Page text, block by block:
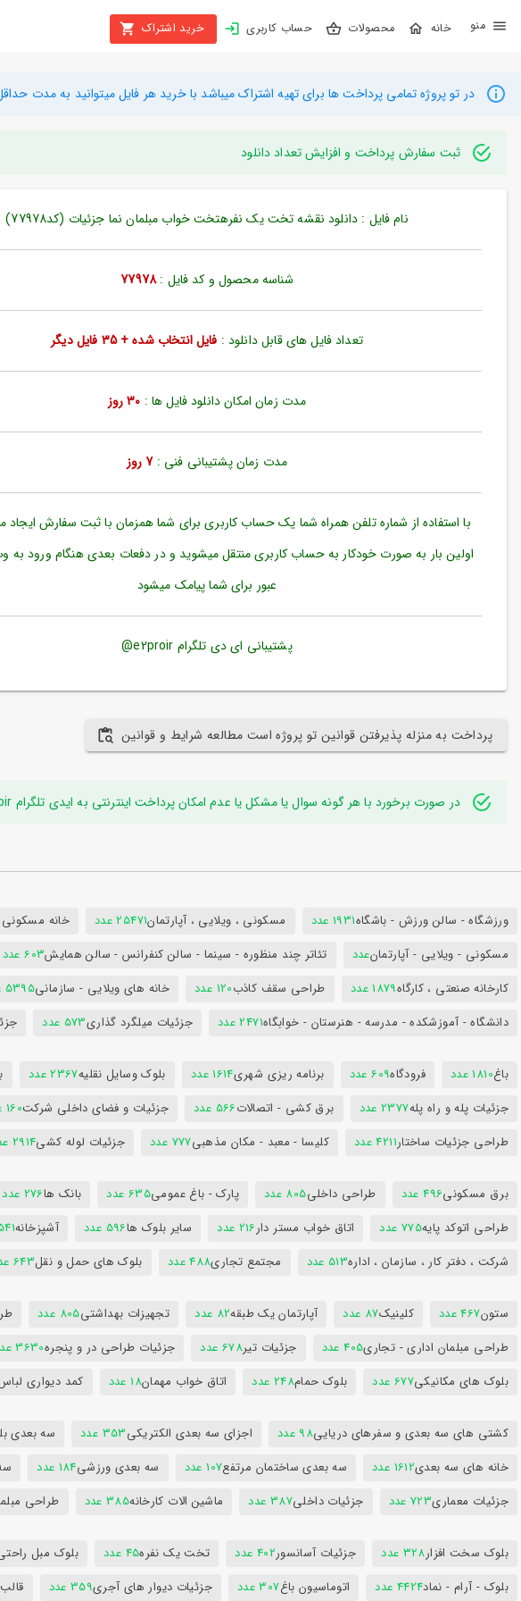
محصولات حساب کاربری خرید اشتراک
بستن
محصولات
اشتراک
کاربری
ثبت
بازیابی
رمز
علاقه
در تو پروژه تمامی پرداخت ها برای تهیه اشتراک میباشد با خرید هر فایل میتوانید به مدت حداقل یک ماه 35 فایل را
ثبت سفارش پرداخت و افزایش تعداد دانلود
نام فایل : دانلود نقشه تخت یک نفرهتخت خواب مبلمان نما جزئیات (کد77978)
شناسه محصول و کد فایل :77978
تعداد فایل های قابل دانلود : فایل انتخاب شده + 35 فایل دیگر
مدت زمان امکان دانلود فایل ها : 30 روز
مدت زمان پشتیبانی فنی :7 روز
با استفاده از شماره تلفن همراه شما یک حساب کاربری برای شما همزمان با ثبت سفارش ایجاد
اولین بار به صورت خودکار به حساب کاربری منتقل میشوید و در دفعات بعدی هنگام ورود به
عبور برای شما پیامک میشود
پشتیبانی ای دی تلگرام e2proir@
پرداخت به منزله پذیرفتن قوانین تو پروژه است مطالعه شرایط و قوانین
در صورت برخورد با هر گونه سوال یا مشکل یا عدم امکان پرداخت اینترنتی به ایدی تلگرام e2proir@ پیغام بفرستید
ورزشگاه - سالن ورزش - باشگاه1931 عدد مسکونی ، ویلایی ، آپارتمان25471 عدد خانه مسکونی
مسکونی - ویلایی - آپارتمانعدد تئاتر چند منظوره - سینما - سالن کنفرانس - سالن همایش603 عدد
کارخانه صنعتی ، کارگاه1879 عدد طراحی سقف کاذب120 عدد خانه های ویلایی - سازمانی5395 عدد
دانشگاه - آموزشکده - مدرسه - هنرستان - خوابگاه2471 عدد جزئیات میلگرد گذاری573 عدد
باغ1810 عدد فرودگاه609 عدد برنامه ریزی شهری1614 عدد بلوک وسایل نقلیه2367 عدد
جزئیات پله و راه پله2377 عدد برق کشی - اتصالات566 عدد جزئیات و فضای داخلی شرکت160 عدد
طراحی جزئیات ساختار4211 عدد کلیسا - معبد - مکان مذهبی777 عدد جزئیات لوله کشی2914 عدد
برق مسکونی496 عدد طراحی داخلی805 عدد پارک - باغ عمومی635 عدد بانک ها276 عدد
طراحی اتوکد پایه775 عدد اتاق خواب مستر دار216 عدد سایر بلوک ها596 عدد آشپزخانه1541
شرکت ، دفتر کار ، سازمان ، اداره513 عدد مجتمع تجاری488 عدد بلوک های حمل و نقل643 عدد
ستون467 عدد کلینیک87 عدد آپارتمان یک طبقه82 عدد تجهیزات بهداشتی805 عدد
طراحی مبلمان اداری - تجاری405 عدد جزئیات تیر678 عدد جزئیات طراحی در و پنجره3630 عدد
بلوک های مکانیکی677 عدد بلوک حمام248 عدد اتاق خواب مهمان18 عدد کمد دیواری
کشتی های سه بعدی و سفرهای دریایی98 عدد اجزای سه بعدی الکتریکی353 عدد سه بعدی
خانه های سه بعدی1612 عدد سه بعدی ساختمان مرتفع107 عدد سه بعدی ورزشی184 عدد
جزئیات معماری723 عدد جزئیات داخلی387 عدد ماشین الات کارخانه385 عدد طراحی
بلوک سخت افزار328 عدد جزئیات آسانسور402 عدد تخت یک نفره45 عدد بلوک مبل
بلوک - آرام - نماد4424 عدد اتوماسیون باغ307 عدد جزئیات دیوار های آجری359 عدد